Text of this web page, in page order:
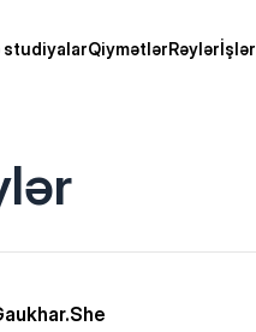
studiyalarQiymətlərRəylərİşlər